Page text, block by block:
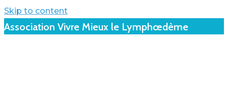
Skip to content
Association Vivre Mieux le Lymphœdème